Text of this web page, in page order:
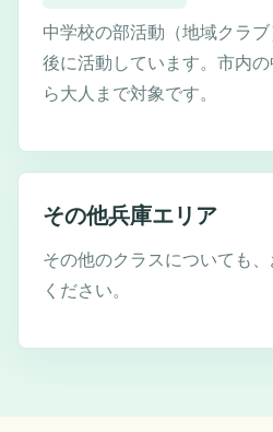
中学校の部活動（地域クラ
後に活動しています。市内
ら大人まで対象です。
その他兵庫エリア
その他のクラスについても
ください。